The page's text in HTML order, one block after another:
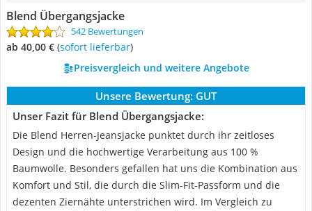
Blend Übergangsjacke
542 Bewertungen
ab 40,00 € ( Sofort lieferbar)
Preisvergleich und weitere Angebote
Unsere Bewertung: GUT
Unser Fazit für Blend Übergangsjacke:
Die Blend Herren-Jeansjacke punktet durch ihr zeitloses
Design und die hochwertige Verarbeitung aus 100 %
Baumwolle. Besonders gefallen hat uns die Kombination aus
Komfort und Stil, die durch die Slim-Fit-Passform und die
dezenten Ziernähte unterstrichen wird. Im Vergleich zu